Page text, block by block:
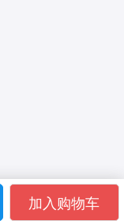
加入购物车